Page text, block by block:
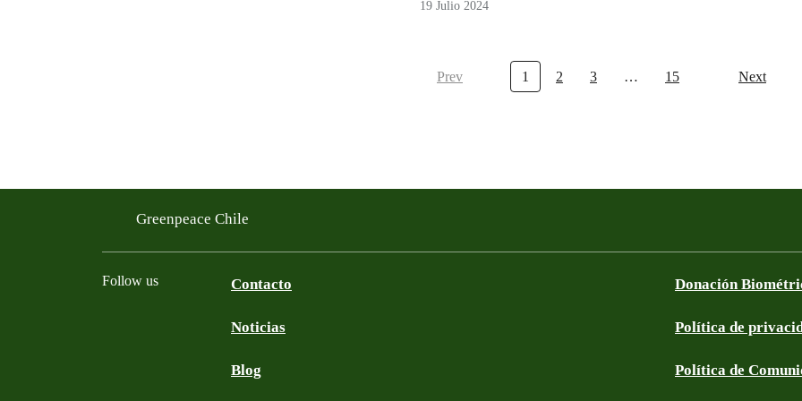
19 Julio 2024
Prev 1 2 3 … 15 Next
Greenpeace Chile
Follow us Contacto
Noticias
Blog
Donación
Política de
Política de